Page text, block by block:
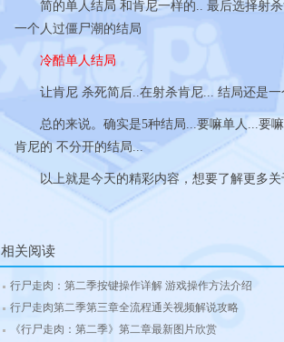
简的单人结局 和肯尼一样的.. 最后选择射杀
一个人过僵尸潮的结局
冷酷单人结局
让肯尼 杀死简后..在射杀肯尼... 结局还是一
总的来说。确实是5种结局...要嘛单人...要嘛
肯尼的 不分开的结局...
以上就是今天的精彩内容，想要了解更多关
相关阅读
行尸走肉：第二季按键操作详解 游戏操作方法介绍
行尸走肉第二季第三章全流程通关视频解说攻略
《行尸走肉：第二季》第二章最新图片欣赏